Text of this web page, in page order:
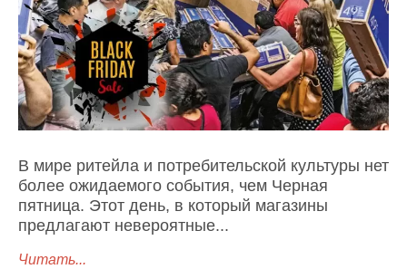
В мире ритейла и потребительской культуры нет
более ожидаемого события, чем Черная
пятница. Этот день, в который магазины
предлагают невероятные...
Читать...